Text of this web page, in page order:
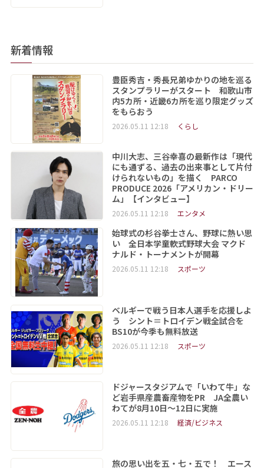
新着情報
豊臣秀吉・秀長兄弟ゆかりの地を巡る
スタンプラリーがスタート 和歌山市
内5カ所・近畿6カ所を巡り限定グッズ
をもらおう
2026.05.11 12:18 くらし
中川大志、三谷幸喜の最新作は「現代
にも通ずる、過去の出来事として片付
けられないもの」を描く PARCO
PRODUCE 2026「アメリカン・ドリー
ム」【インタビュー】
2026.05.11 12:18 エンタメ
始球式の杉谷拳士さん、野球に熱い思
い 全日本学童軟式野球大会 マクド
ナルド・トーナメントが開幕
2026.05.11 12:18 スポーツ
ベルギーで戦う日本人選手を応援しよ
う シント＝トロイデン戦全試合を
BS10が今季も無料放送
2026.05.11 12:18 スポーツ
ドジャースタジアムで「いわて牛」な
ど岩手県産農畜産物をPR JA全農い
わてが8月10日～12日に実施
2026.05.11 12:18 経済/ビジネス
旅の思い出を五・七・五で！ エース